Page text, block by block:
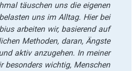
täuschen uns die eigenen
uns im Alltag. Hier bei
arbeiten wir, basierend auf
Methoden, daran, Ängste
aktiv anzugehen. In meiner
besonders wichtig, Menschen